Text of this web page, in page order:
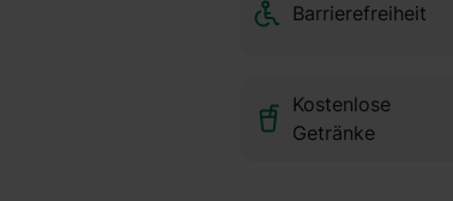
Barrierefreiheit
Kostenlose
Getränke